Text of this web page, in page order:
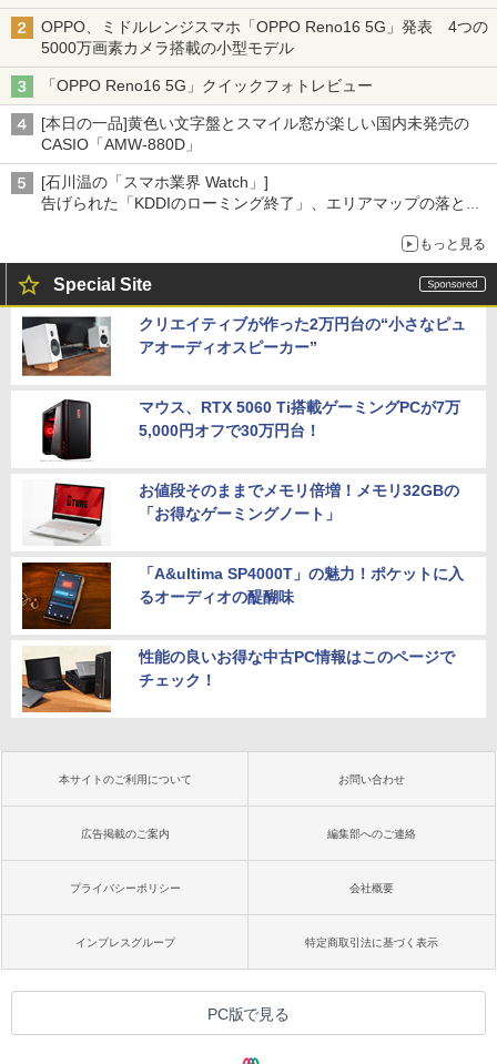
OPPO、ミドルレンジスマホ「OPPO Reno16 5G」発表 4つの
5000万画素カメラ搭載の小型モデル
「OPPO Reno16 5G」クイックフォトレビュー
[本日の一品]黄色い文字盤とスマイル窓が楽しい国内未発売の
CASIO「AMW-880D」
[石川温の「スマホ業界 Watch」]
告げられた「KDDIのローミング終了」、エリアマップの落とし
もっと見る
Special Site
クリエイティブが作った2万円台の“小さなピュ
アオーディオスピーカー”
マウス、RTX 5060 Ti搭載ゲーミングPCが7万
5,000円オフで30万円台！
お値段そのままでメモリ倍増！メモリ32GBの
「お得なゲーミングノート」
「A&ultima SP4000T」の魅力！ポケットに入
るオーディオの醍醐味
性能の良いお得な中古PC情報はこのページで
チェック！
本サイトのご利用について お問い合わせ
広告掲載のご案内 編集部へのご連絡
プライバシーポリシー 会社概要
インプレスグループ 特定商取引法に基づく表示
PC版で見る